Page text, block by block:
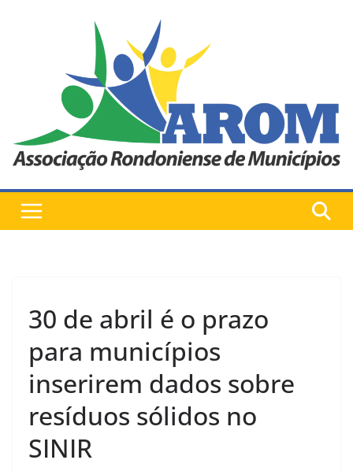
30 de abril é o prazo
para municípios
inserirem dados sobre
resíduos sólidos no
SINIR